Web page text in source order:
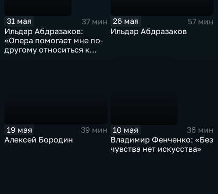
31 мая
37 мин
Ильдар Абдразаков:
«Опера помогает мне по-
другому относиться к
26 мая
57 мин
Ильдар Абдразаков
19 мая
39 мин
Алексей Бородин
10 мая
36 мин
Владимир Фенченко: «Без
чувства нет искусства»